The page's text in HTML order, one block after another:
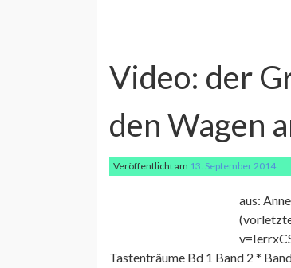
Video: der
den Wagen
Veröffentlicht am 13. September 2014
aus:
Tastenträume Bd 1 Band 2 *